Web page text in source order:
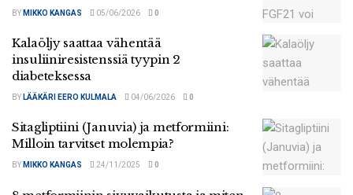
BY MIKKO KANGAS 05/06/2026 0
Kalaöljy saattaa vähentää
insuliiniresistenssiä tyypin 2
diabeteksessa
BY LÄÄKÄRI EERO KULMALA 04/06/2026 0
Sitagliptiini (Januvia) ja metformiini:
Milloin tarvitset molempia?
BY MIKKO KANGAS 24/11/2025 0